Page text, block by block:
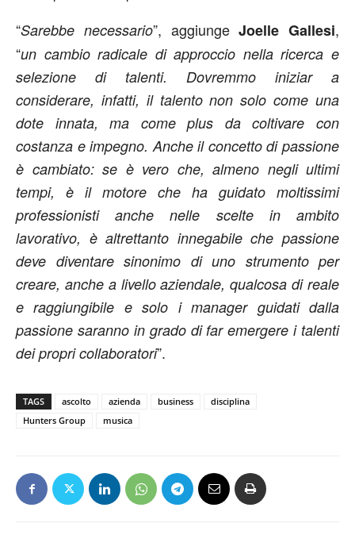
“Sarebbe necessario”, aggiungeJoelle Gallesi,
“un cambio radicale di approccio nella ricerca e
selezione di talenti. Dovremmo iniziar a
considerare, infatti, il talento non solo come una
dote innata, ma come plus da coltivare con
costanza e impegno. Anche il concetto di passione
è cambiato: se è vero che, almeno negli ultimi
tempi, è il motore che ha guidato moltissimi
professionisti anche nelle scelte in ambito
lavorativo, è altrettanto innegabile che passione
deve diventare sinonimo di uno strumento per
creare, anche a livello aziendale, qualcosa di reale
e raggiungibile e solo i manager guidati dalla
passione saranno in grado di far emergere i talenti
dei propri collaboratori”.
TAGS ascolto azienda business
disciplina
Hunters Group
musica